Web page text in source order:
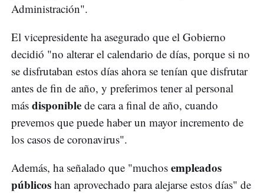
Administración".
El vicepresidente ha asegurado que el Gobierno
decidió "no alterar el calendario de días, porque si no
se disfrutaban estos días ahora se tenían que disfrutar
antes de fin de año, y preferimos tener al personal
más disponible de cara a final de año, cuando
prevemos que puede haber un mayor incremento de
los casos de coronavirus".
Además, ha señalado que "muchos empleados
públicos han aprovechado para alejarse estos días" de